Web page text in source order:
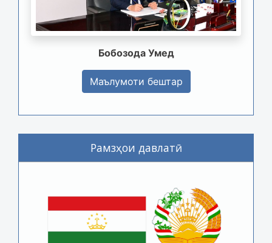
Бобозода Умед
Маълумоти бештар
Рамзҳои давлатӣ